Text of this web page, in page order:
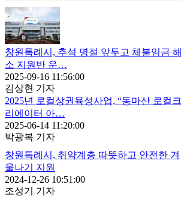
창원특례시, 추석 명절 앞두고 체불임금 해
소 지원반 운…
2025-09-16 11:56:00
김상현 기자
2025년 로컬상권육성사업, “동마산 로컬크
리에이터 아…
2025-06-14 11:20:00
박광복 기자
창원특례시, 취약계층 따뜻하고 안전한 겨
울나기 지원
2024-12-26 10:51:00
조성기 기자